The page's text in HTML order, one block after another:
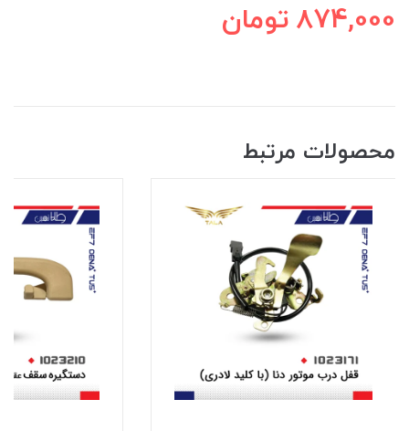
874,000 تومان
محصولات مرتبط